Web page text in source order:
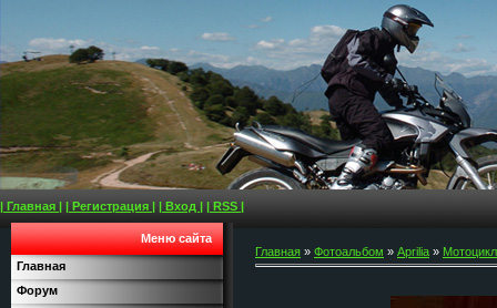
| Главная | | Регистрация | | Вход | | RSS |
Меню сайта
Главная
Форум
Главная » Фотоальбом » Aprilia »